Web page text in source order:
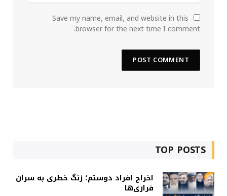
Save my name, email, and website in this
browser for the next time I comment.
TOP POSTS
اخراج افراد دوستم؛ زنگ خطری به سران
فراری‌ها